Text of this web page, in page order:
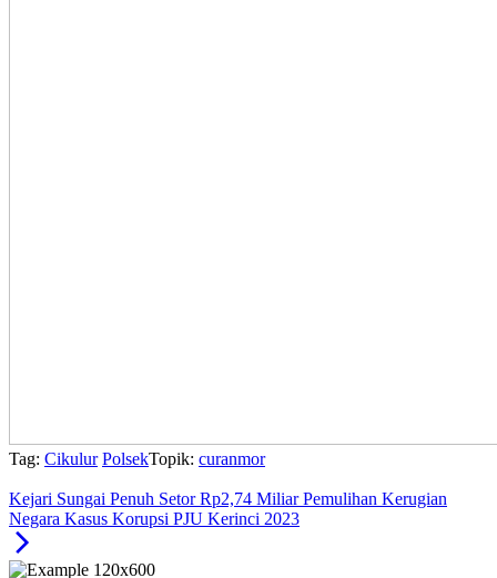
Tag: Cikulur PolsekTopik: curanmor
Kejari Sungai Penuh Setor Rp2,74 Miliar Pemulihan Kerugian
Negara Kasus Korupsi PJU Kerinci 2023